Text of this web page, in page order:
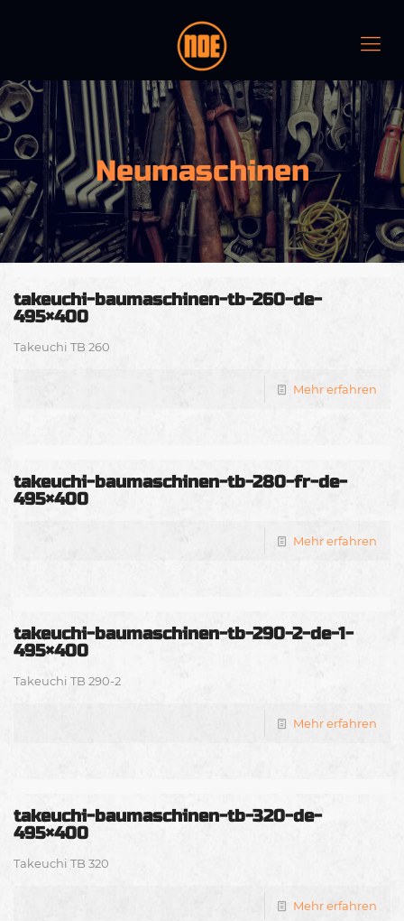
Neumaschinen
takeuchi-baumaschinen-tb-260-de-
495×400
Takeuchi TB 260
Mehr erfahren
takeuchi-baumaschinen-tb-280-fr-de-
495×400
Mehr erfahren
takeuchi-baumaschinen-tb-290-2-de-1-
495×400
Takeuchi TB 290-2
Mehr erfahren
takeuchi-baumaschinen-tb-320-de-
495×400
Takeuchi TB 320
Mehr erfahren